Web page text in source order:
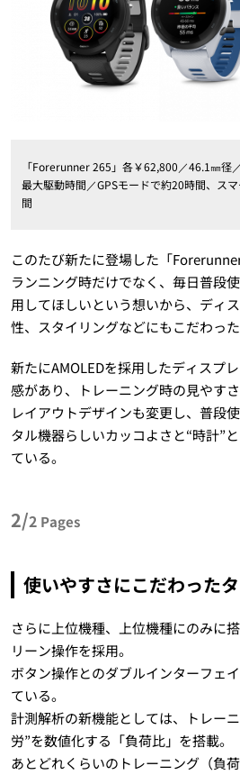
「Forerunner 265」各￥62,800／46.1㎜径
最大駆動時間／GPSモードで約20時間、ス
間
このたび新たに登場した「
ランニング時だけでなく、毎日普段
用してほしいという想いから、ディ
性、スタイリングなどにもこだわった
新たにAMOLEDを採用したディスプ
感があり、トレーニング時の見やすさ
レイアウトデザインも変更し、普段
タル機器らしいカッコよさと“時計”
ている。
2/2 Pages
使いやすさにこだわった
さらに上位機種、上位機種にのみに
リーン操作を採用。
ボタン操作とのダブルインターフェ
ている。
計測解析の新機能としては、トレー
労”を数値化する「負荷比」を搭載。
あとどれくらいのトレーニング（負